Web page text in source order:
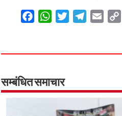
F
e
o
o
W
t
A
p
p
T
t
r
T
e
a
m
E
i
सम्बंधित समाचार